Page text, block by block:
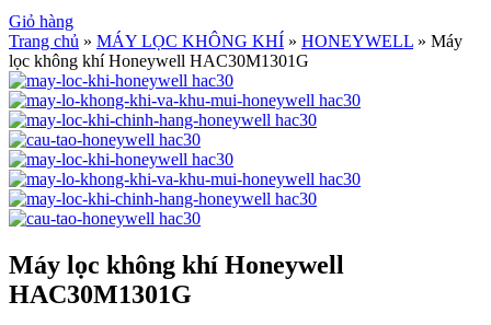
Giỏ hàng
Trang chủ » MÁY LỌC KHÔNG KHÍ » HONEYWELL » Máy
lọc không khí Honeywell HAC30M1301G
Máy lọc không khí Honeywell
HAC30M1301G